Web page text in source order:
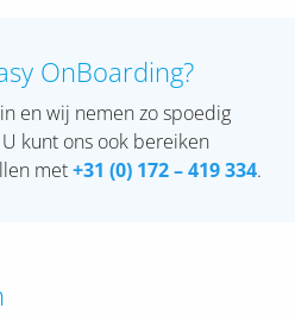
OnBoarding?
en wij nemen zo spoedig
kunt ons ook bereiken
met+31 (0) 172 – 419334.